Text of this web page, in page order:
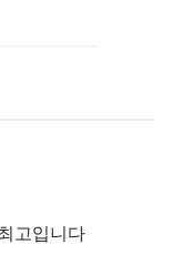
고입니다